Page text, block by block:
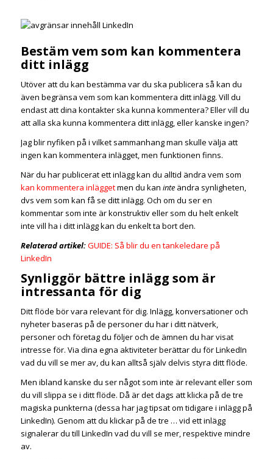
Bestäm vem som kan kommentera
ditt inlägg
Utöver att du kan bestämma var du ska publicera så kan du
även begränsa vem som kan kommentera ditt inlägg. Vill du
endast att dina kontakter ska kunna kommentera? Eller vill du
att alla ska kunna kommentera ditt inlägg, eller kanske ingen?
Jag blir nyfiken på i vilket sammanhang man skulle välja att
ingen kan kommentera inlägget, men funktionen finns.
När du har publicerat ett inlägg kan du alltid ändra vem som
kan kommentera inläggetmen du kan inteändra synligheten,
dvs vem som kan få se ditt inlägg. Och om du ser en
kommentar som inte är konstruktiv eller som du helt enkelt
inte vill ha i ditt inlägg kan du enkelt ta bort den.
Relaterad artikel:GUIDE: Så blir du en tankeledare på
LinkedIn
Synliggör bättre inlägg som är
intressanta för dig
Ditt flöde bör vara relevant för dig. Inlägg, konversationer och
nyheter baseras på de personer du har i ditt nätverk,
personer och företag du följer och de ämnen du har visat
intresse för. Via dina egna aktiviteter berättar du för LinkedIn
vad du vill se mer av, du kan alltså själv delvis styra ditt flöde.
Men ibland kanske du ser något som inte är relevant eller som
du vill slippa se i ditt flöde. Då är det dags att klicka på de tre
magiska punkterna (dessa har jag tipsat om tidigare i inlägg på
LinkedIn). Genom att du klickar på de tre … vid ett inlägg
signalerar du till LinkedIn vad du vill se mer, respektive mindre
av.